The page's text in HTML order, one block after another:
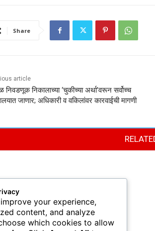
Share
article
निवडणूक निकालाच्या ‘चुकीच्या अर्था’वरून सर्वोच्च
जाणार; अधिकारी व वकिलांवर कारवाईची मागणी
your experience,
content, and analyze
which cookies to allow